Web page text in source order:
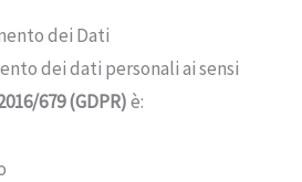
dei Dati
dei dati personali ai sensi
679 (GDPR)è: